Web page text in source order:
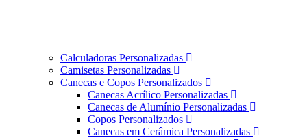
Calculadoras Personalizadas
Camisetas Personalizadas
Canecas e Copos Personalizados
Canecas Acrílico Personalizadas
Canecas de Alumínio Personalizadas
Copos Personalizados
Canecas em Cerâmica Personalizadas